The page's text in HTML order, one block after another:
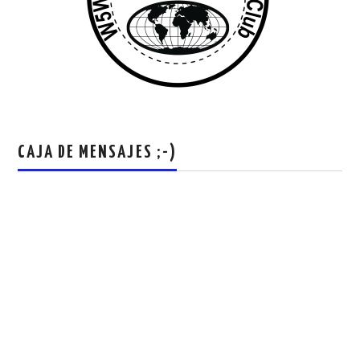
CAJA DE MENSAJES ;-)